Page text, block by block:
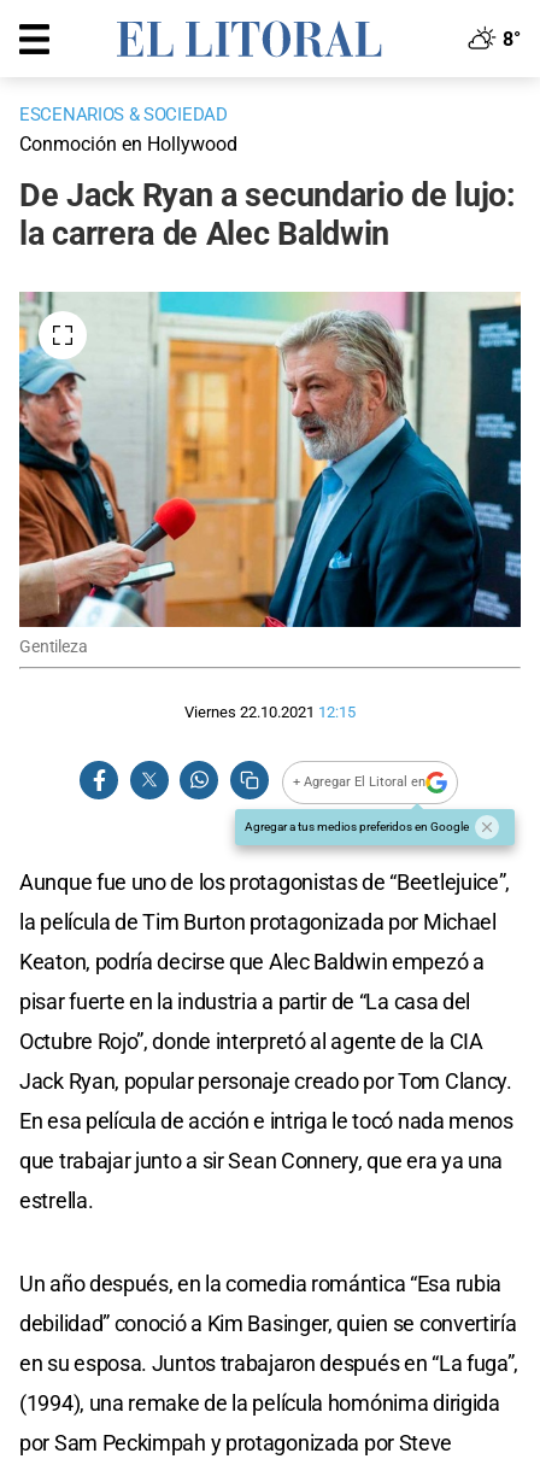
8°
ESCENARIOS & SOCIEDAD
Conmoción en Hollywood
De Jack Ryan a secundario de lujo:
la carrera de Alec Baldwin
Gentileza
Viernes 22.10.2021 12:15
+ Agregar El Litoral en
Agregar a tus medios preferidos en Google
Aunque fue uno de los protagonistas de “Beetlejuice”,
la película de Tim Burton protagonizada por Michael
Keaton, podría decirse que Alec Baldwin empezó a
pisar fuerte en la industria a partir de “La casa del
Octubre Rojo”, donde interpretó al agente de la CIA
Jack Ryan, popular personaje creado por Tom Clancy.
En esa película de acción e intriga le tocó nada menos
que trabajar junto a sir Sean Connery, que era ya una
estrella.
Un año después, en la comedia romántica “Esa rubia
debilidad” conoció a Kim Basinger, quien se convertiría
en su esposa. Juntos trabajaron después en “La fuga”,
(1994), una remake de la película homónima dirigida
por Sam Peckimpah y protagonizada por Steve